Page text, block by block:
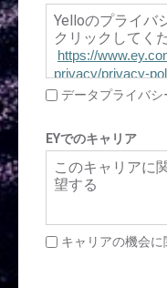
Yelloのプライバ
クリックしてく
https://
privacy/privacy-
データプライバ
EYでのキャリア
このキャリアに
望する
キャリアの機会に